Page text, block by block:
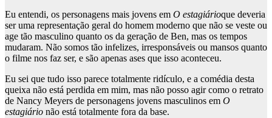
Eu entendi, os personagens mais jovens em O estagiárioque deveria
ser uma representação geral do homem moderno que não se veste ou
age tão masculino quanto os da geração de Ben, mas os tempos
mudaram. Não somos tão infelizes, irresponsáveis ​​ou mansos quanto
o filme nos faz ser, e são apenas ases que isso aconteceu.
Eu sei que tudo isso parece totalmente ridículo, e a comédia desta
queixa não está perdida em mim, mas não posso agir como o retrato
de Nancy Meyers de personagens jovens masculinos em O
estagiário não está totalmente fora da base.